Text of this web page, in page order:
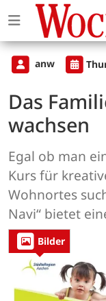
anw
Das
wachsen
Egal ob man
Kurs für
Wohnortes
Navi“ bietet
Bilder